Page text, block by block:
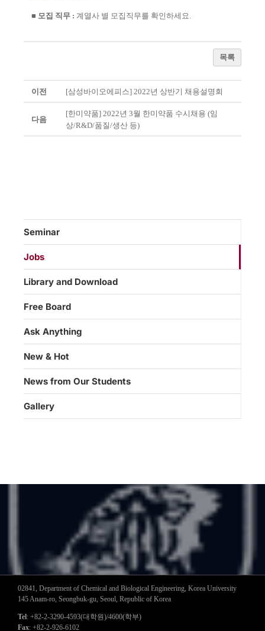
■ 모집 직무 : 계열사 별 모집직무를 확인하세요.
목록
이전 [삼성바이오에피스] 2022년 상반기 채용설명회
다음
[한미약품] 2022년 3월 한미약품 수시채용 (임
상/R&D/품질/생산 등)
Seminar
Jobs
Library and Download
Free Board
Ask Anything
New & Hot
News from Our Students
Gallery
02841, Department of Chemical and Biological Engineering, Korea University
145 Anam-ro, Seongbuk-gu, Seoul, Republic of Korea
Tel: +82-2-3290-4593(대학원)/4600(학부)
Fax: +82-2-926-6102